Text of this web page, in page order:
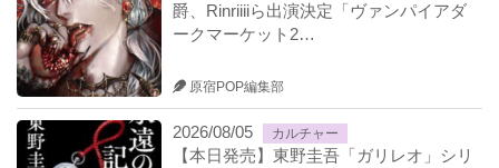
爵、Rinriiiiら出演決定「ヴァンパイアダ
ークマーケット2…
原宿POP編集部
2026/08/05 カルチャー
【本日発売】東野圭吾「ガリレオ」シリ